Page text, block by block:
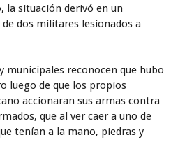
la situación derivó en un
dos militares lesionados a
municipales reconocen que hubo
luego de que los propios
accionaran sus armas contra
que al ver caer a uno de
tenían a la mano, piedras y